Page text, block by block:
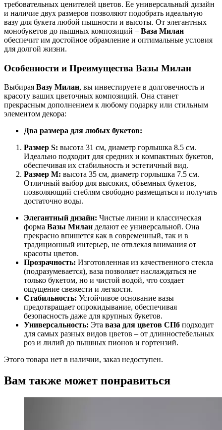
требовательных ценителей цветов. Ее универсальный дизайн
и наличие двух размеров позволяют подобрать идеальную
вазу для букета любой пышности и высоты. От элегантных
монобукетов до пышных композиций – Ваза Милан
обеспечит им достойное обрамление и оптимальные условия
для долгой жизни.
Особенности и Преимущества Вазы Милан
Выбирая Вазу Милан, вы инвестируете в долговечность и
красоту ваших цветочных композиций. Она станет
прекрасным дополнением к любому подарку или стильным
элементом декора:
Два размера для любых букетов:
Размер S: высота 31 см, диаметр горлышка 8.5 см.
Идеально подходит для средних и компактных букетов,
обеспечивая их стабильность и эстетичный вид.
Размер M: высота 35 см, диаметр горлышка 7.5 см.
Отличный выбор для высоких, объемных букетов,
позволяющий стеблям свободно размещаться и получать
достаточно воды.
Элегантный дизайн: Чистые линии и классическая
форма Вазы Милан делают ее универсальной. Она
прекрасно впишется как в современный, так и в
традиционный интерьер, не отвлекая внимания от
красоты цветов.
Прозрачность: Изготовленная из качественного стекла
(подразумевается), ваза позволяет наслаждаться не
только букетом, но и чистой водой, что создает
ощущение свежести и легкости.
Стабильность: Устойчивое основание вазы
предотвращает опрокидывание, обеспечивая
безопасность даже для крупных букетов.
Универсальность: Эта ваза для цветов СПб подходит
для самых разных видов цветов – от длинностебельных
роз и лилий до пышных пионов и гортензий.
Этого товара нет в наличии, заказ недоступен.
Вам также может понравиться